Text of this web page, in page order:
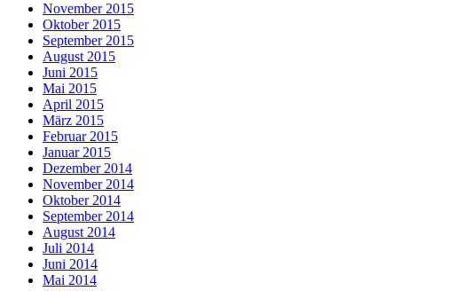
November 2015
Oktober 2015
September 2015
August 2015
Juni 2015
Mai 2015
April 2015
März 2015
Februar 2015
Januar 2015
Dezember 2014
November 2014
Oktober 2014
September 2014
August 2014
Juli 2014
Juni 2014
Mai 2014